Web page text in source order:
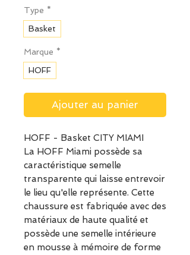
Type *
Basket
Marque *
HOFF
Ajouter au panier
HOFF - Basket CITY MIAMI
La HOFF Miami possède sa
caractéristique semelle
transparente qui laisse entrevoir
le lieu qu'elle représente. Cette
chaussure est fabriquée avec des
matériaux de haute qualité et
possède une semelle intérieure
en mousse à mémoire de forme